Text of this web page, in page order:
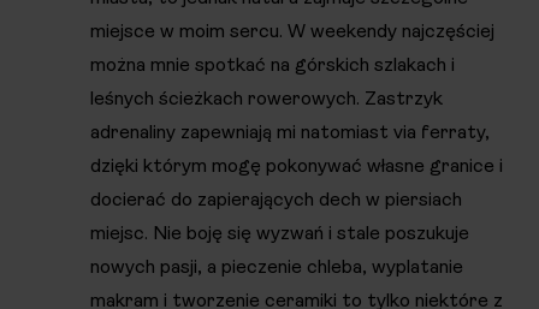
miejsce w moim sercu. W weekendy najczęściej
można mnie spotkać na górskich szlakach i
leśnych ścieżkach rowerowych. Zastrzyk
adrenaliny zapewniają mi natomiast via ferraty,
dzięki którym mogę pokonywać własne granice i
docierać do zapierających dech w piersiach
miejsc. Nie boję się wyzwań i stale poszukuje
nowych pasji, a pieczenie chleba, wyplatanie
makram i tworzenie ceramiki to tylko niektóre z